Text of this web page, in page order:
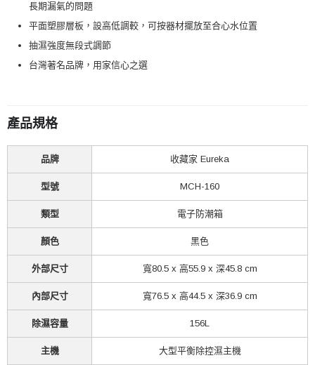
長期漏氣的問題
平面塑膠層板，設高低調較，可按器材擺放至合心水位置
抽濕強度無段式調節
台灣著名品牌，用家信心之選
產品規格
品牌 收藏家 Eureka
型號 MCH-160
類型 電子防潮箱
顏色 黑色
外部尺寸 寬80.5 x 高55.9 x 深45.8 cm
內部尺寸 寬76.5 x 高44.5 x 深36.9 cm
除濕容量 156L
主機 大型平衡除控濕主機